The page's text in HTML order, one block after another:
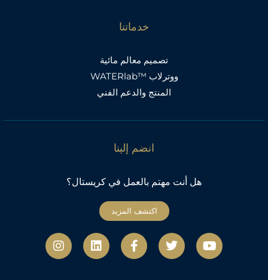
خدماتنا
تصميم معالم مائية
ووترلاب ™WATERlab
المنتج والدعم الفني
انضم إلينا
هل أنت مهتم بالعمل في كريستال؟
اكتشف المزيد
ي
و
ت
ت
و
ي
ف
ي
س
ل
ي
ن
ا
ن
س